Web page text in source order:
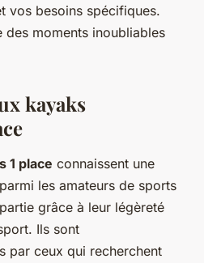
vos besoins spécifiques.
moments inoubliables
kayaks
1 place connaissent une
les amateurs de sports
grâce à leur légèreté
Ils sont
par ceux qui recherchent